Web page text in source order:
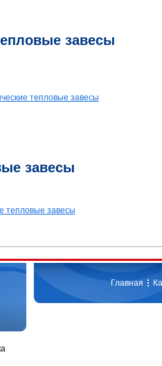
завесы
тепловые завесы
завесы
тепловые завесы
Главная